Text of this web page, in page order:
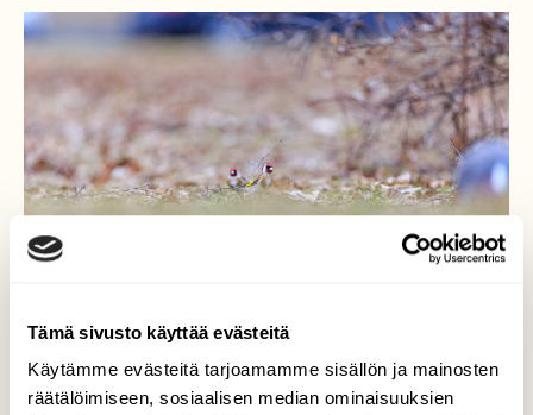
Tämä sivusto käyttää evästeitä
Käytämme evästeitä tarjoamamme sisällön ja mainosten
räätälöimiseen, sosiaalisen median ominaisuuksien